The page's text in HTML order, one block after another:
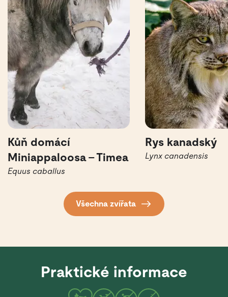
Kůň domácí
Miniappaloosa – Timea
Equus caballus
Rys kanadský
Lynx canadensis
Všechna zvířata
Praktické informace